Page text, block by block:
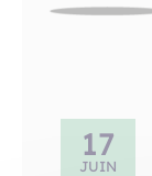
17
JUIN